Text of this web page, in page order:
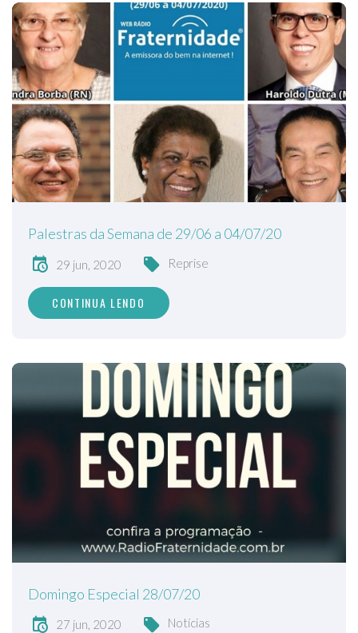
Palestras da Semana de 29/06 a 04/07/20
29 jun, 2020 Reprise
CONTINUA LENDO
Domingo Especial 28/07/20
27 jun, 2020 Notícias